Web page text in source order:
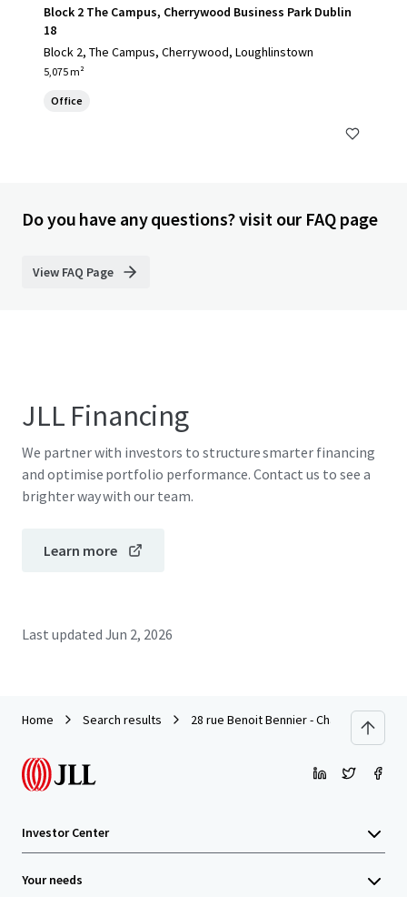
Block 2 The Campus, Cherrywood Business Park Dublin
18
Block 2, The Campus, Cherrywood, Loughlinstown
5,075 m²
Office
Do you have any questions? visit our FAQ page
View FAQ Page
JLL Financing
We partner with investors to structure smarter financing
and optimise portfolio performance. Contact us to see a
brighter way with our team.
Learn more
Last updated Jun 2, 2026
Home Search results 28 rue Benoit Bennier - Charbonnière -
Investor Center
Your needs